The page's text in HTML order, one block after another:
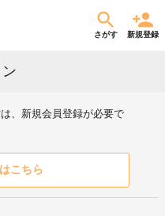
さがす 新規登録
、新規会員登録が必要で
こちら